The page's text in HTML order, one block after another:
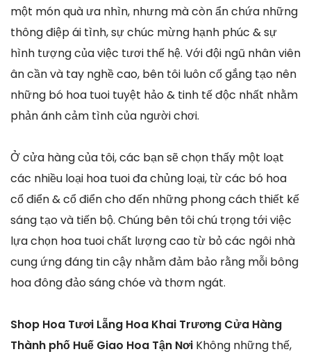
một món quà ưa nhìn, nhưng mà còn ẩn chứa những
thông điệp ái tình, sự chúc mừng hạnh phúc & sự
hình tượng của việc tươi thế hệ. Với đội ngũ nhân viên
ân cần và tay nghề cao, bên tôi luôn cố gắng tạo nên
những bó hoa tuoi tuyệt hảo & tinh tế độc nhất nhằm
phản ánh cảm tình của người chơi.
Ở cửa hàng của tôi, các bạn sẽ chọn thấy một loạt
các nhiều loại hoa tuoi đa chủng loại, từ các bó hoa
cổ điển & cổ điển cho đến những phong cách thiết kế
sáng tạo và tiến bộ. Chúng bên tôi chú trọng tới việc
lựa chọn hoa tuoi chất lượng cao từ bỏ các ngôi nhà
cung ứng đáng tin cậy nhằm đảm bảo rằng mỗi bông
hoa đông đảo sáng chóe và thơm ngát.
Shop Hoa Tươi Lẵng Hoa Khai Trương Cửa Hàng
Thành phố Huế Giao Hoa Tận Nơi Không những thế,